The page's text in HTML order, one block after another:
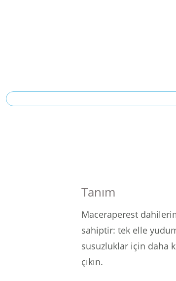
Tanım
Maceraperest
sahiptir: tek elle
susuzluklar için daha
çıkın.